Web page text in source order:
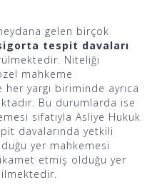
gelen birçok
tespit davaları
Niteliği
mahkeme
yargı biriminde ayrıca
Bu durumlarda ise
sıfatıyla Asliye Hukuk
davalarında yetkili
yer mahkemesi
etmiş olduğu yer